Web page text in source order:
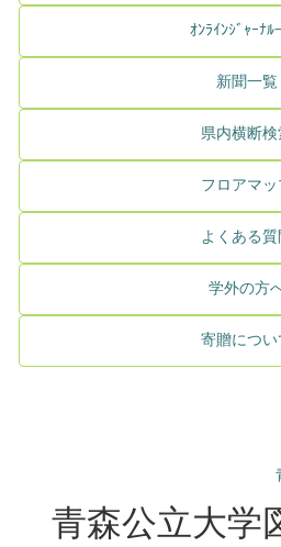
ｵﾝﾗｲﾝｼﾞｬｰﾅﾙ
新聞一覧
県内横断
フロアマ
よくある質
学外の方
寄贈につい
青森公立大学